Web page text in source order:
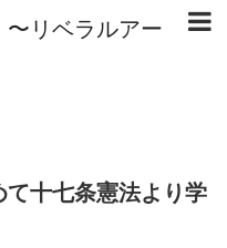
リベラルアー
十七条憲法より学